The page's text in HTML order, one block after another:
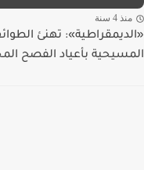
منذ 4 سنة
«الديمقراطية»: تهنئ
المسيحية بأعياد الفصح